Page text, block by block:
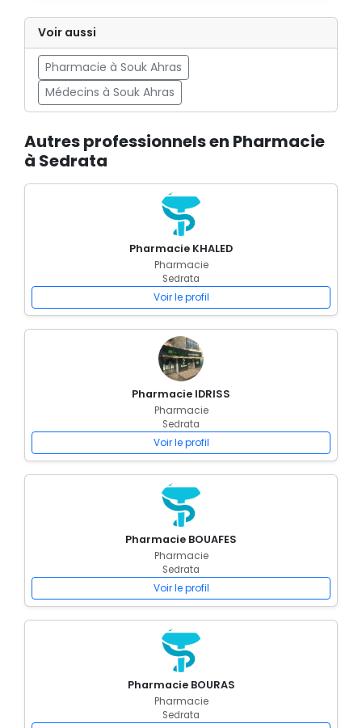
Voir aussi
Pharmacie à Souk Ahras
Médecins à Souk Ahras
Autres professionnels en Pharmacie
à Sedrata
Pharmacie KHALED
Pharmacie
Sedrata
Voir le profil
Pharmacie IDRISS
Pharmacie
Sedrata
Voir le profil
Pharmacie BOUAFES
Pharmacie
Sedrata
Voir le profil
Pharmacie BOURAS
Pharmacie
Sedrata